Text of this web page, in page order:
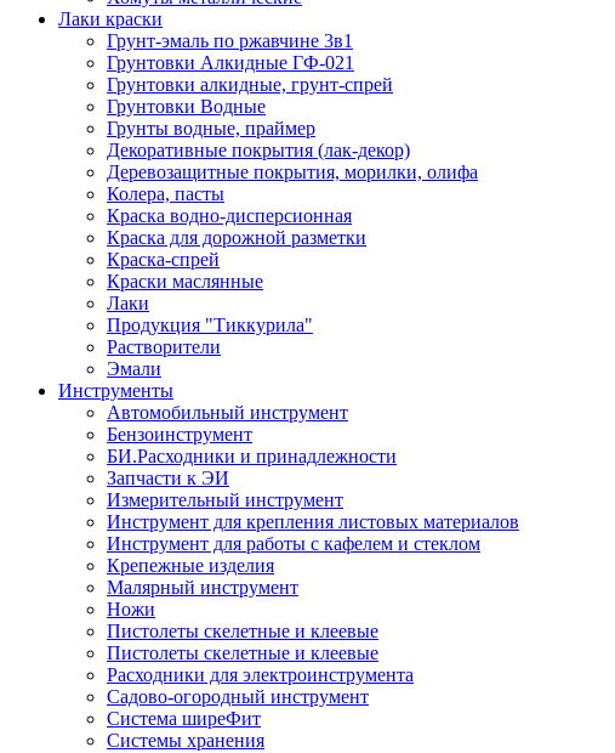
Лаки краски
Грунт-эмаль по ржавчине 3в1
Грунтовки Алкидные ГФ-021
Грунтовки алкидные, грунт-спрей
Грунтовки Водные
Грунты водные, праймер
Декоративные покрытия (лак-декор)
Деревозащитные покрытия, морилки, олифа
Колера, пасты
Краска водно-дисперсионная
Краска для дорожной разметки
Краска-спрей
Краски маслянные
Лаки
Продукция "Тиккурила"
Растворители
Эмали
Инструменты
Автомобильный инструмент
Бензоинструмент
БИ.Расходники и принадлежности
Запчасти к ЭИ
Измерительный инструмент
Инструмент для крепления листовых материалов
Инструмент для работы с кафелем и стеклом
Крепежные изделия
Малярный инструмент
Ножи
Пистолеты скелетные и клеевые
Пистолеты скелетные и клеевые
Расходники для электроинструмента
Садово-огородный инструмент
Система ширеФит
Системы хранения